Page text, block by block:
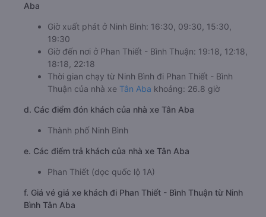
Aba
Giờ xuất phát ở Ninh Bình: 16:30, 09:30, 15:30,
19:30
Giờ đến nơi ở Phan Thiết - Bình Thuận: 19:18, 12:18,
18:18, 22:18
Thời gian chạy từ Ninh Bình đi Phan Thiết - Bình
Thuận của nhà xe Tân Aba khoảng: 26.8 giờ
d. Các điểm đón khách của nhà xe Tân Aba
Thành phố Ninh Bình
e. Các điểm trả khách của nhà xe Tân Aba
Phan Thiết (dọc quốc lộ 1A)
f. Giá vé giá xe khách đi Phan Thiết - Bình Thuận từ Ninh
Bình Tân Aba